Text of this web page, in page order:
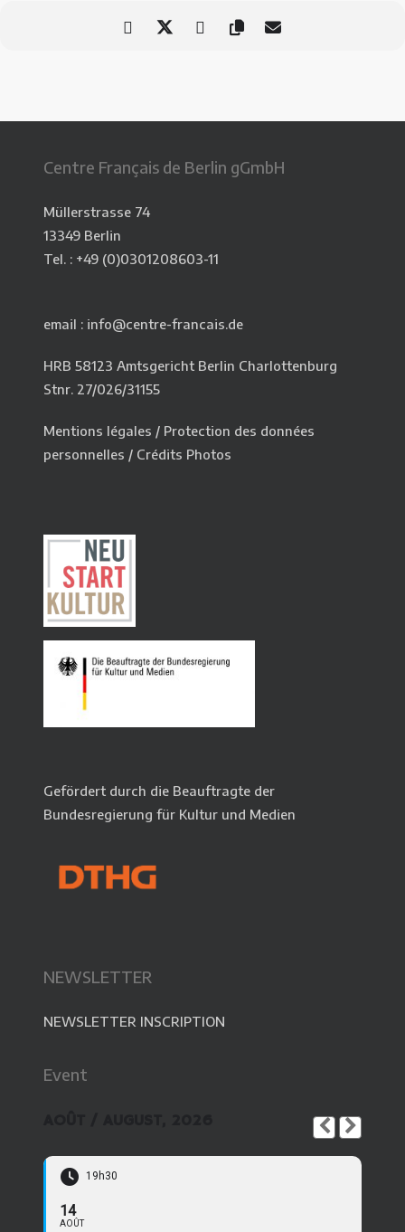
Centre Français de Berlin gGmbH
Müllerstrasse 74
13349 Berlin
Tel. : +49 (0)0301208603-11
email : info@centre-francais.de
HRB 58123 Amtsgericht Berlin Charlottenburg
Stnr. 27/026/31155
Mentions légales / Protection des données
personnelles / Crédits Photos
Gefördert durch die Beauftragte der
Bundesregierung für Kultur und Medien
NEWSLETTER
NEWSLETTER INSCRIPTION
Event
19h30
14
AOÛT